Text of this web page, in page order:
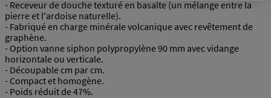
- Receveur de douche texturé en basalte (un mélange entre la
pierre et l'ardoise naturelle).
- Fabriqué en charge minérale volcanique avec revêtement de
graphène.
- Option vanne siphon polypropylène 90 mm avec vidange
horizontale ou verticale.
- Découpable cm par cm.
- Compact et homogène.
- Poids réduit de 47%.